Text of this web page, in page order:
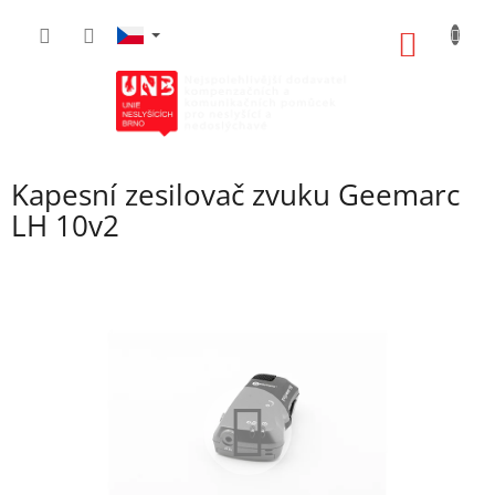
Kapesní zesilovač zvuku Geemarc
LH 10v2